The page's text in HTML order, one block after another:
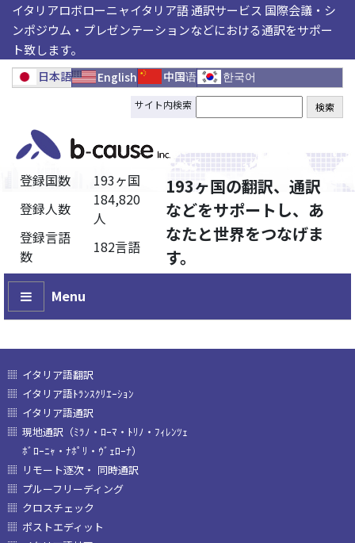
イタリアロボローニャイタリア語 通訳サービス 国際会議・シ
ンポジウム・プレゼンテーションなどにおける通訳をサポー
ト致します。